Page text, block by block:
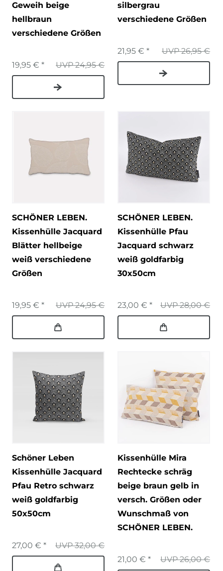
Geweih beige
hellbraun
verschiedene Größen
UVP 24,95 €
19,95 € *
silbergrau
verschiedene Größen
UVP 26,95 €
21,95 € *
SCHÖNER LEBEN.
Kissenhülle Jacquard
Blätter hellbeige
weiß verschiedene
Größen
UVP 24,95 €
19,95 € *
SCHÖNER LEBEN.
Kissenhülle Pfau
Jacquard schwarz
weiß goldfarbig
30x50cm
UVP 28,00 €
23,00 € *
Schöner Leben
Kissenhülle Jacquard
Pfau Retro schwarz
weiß goldfarbig
50x50cm
UVP 32,00 €
27,00 € *
Kissenhülle Mira
Rechtecke schräg
beige braun gelb in
versch. Größen oder
Wunschmaß von
SCHÖNER LEBEN.
UVP 26,00 €
21,00 € *